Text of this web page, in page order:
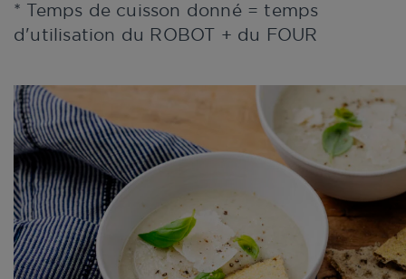
* Temps de cuisson donné = temps
d'utilisation du ROBOT + du FOUR